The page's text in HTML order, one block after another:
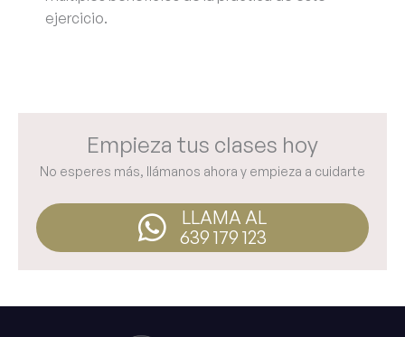
ejercicio.
Empieza tus clases hoy
No esperes más, llámanos ahora y empieza a cuidarte
LLAMA AL
639 179 123